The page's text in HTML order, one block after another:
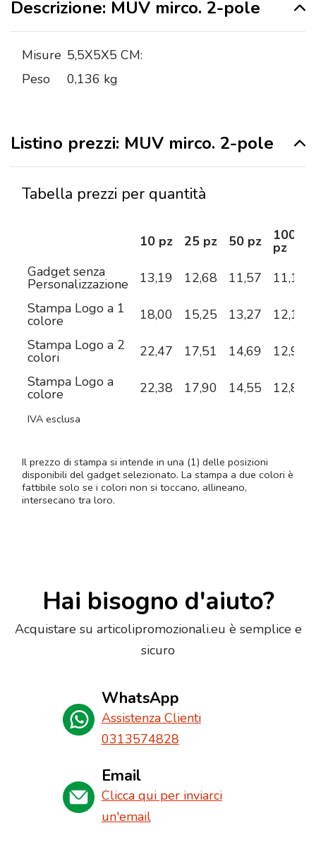
Descrizione: MUV mirco. 2-pole
Misure 5,5X5X5 CM:
Peso
0,136 kg
Listino prezzi: MUV mirco. 2-pole
Tabella prezzi per quantità
10 pz 25 pz 50 pz 100
pz
Gadget senza
Personalizzazione 13,19 12,68 11,57
11,15
Stampa Logo a 1
colore 18,00 15,25 13,27
12,17
Stampa Logo a 2
colori 22,47 17,51 14,69
12,92
Stampa Logo a
colore 22,38 17,90 14,55 12,80
IVA esclusa
Il prezzo di stampa si intende in una (1) delle posizioni
disponibili del gadget selezionato. La stampa a due colori è
fattibile solo se i colori non si toccano, allineano,
intersecano tra loro.
Hai bisogno d'aiuto?
Acquistare su articolipromozionali.eu è semplice e
sicuro
WhatsApp
Assistenza Clienti
0313574828
Email
Clicca qui per inviarci
un'email